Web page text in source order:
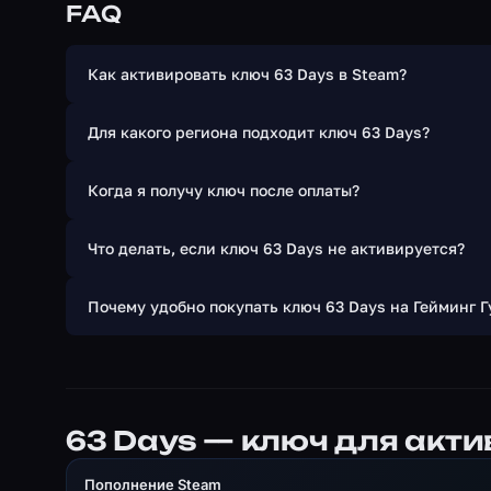
грубую силу Мы знаем, как бороться.
этот подход подведет нас, мы прострелим себе
Немцы, возможно, уничтожили большую часть
одна из наших сильных сторон.
вместе. Иметь хорошего друга, чтобы сражаться
FAQ
Как активировать ключ 63 Days в Steam?
Для какого региона подходит ключ 63 Days?
Когда я получу ключ после оплаты?
Что делать, если ключ 63 Days не активируется?
Почему удобно покупать ключ 63 Days на Гейминг
63 Days — ключ для
Пополнение Steam